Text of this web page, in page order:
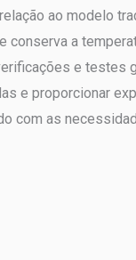
ao modelo
conserva a
e testes
e proporcionar
com as